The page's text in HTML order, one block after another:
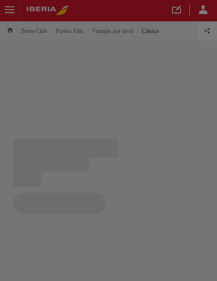
Iberia Club Puntos Elite Ventajas por nivel Clásica